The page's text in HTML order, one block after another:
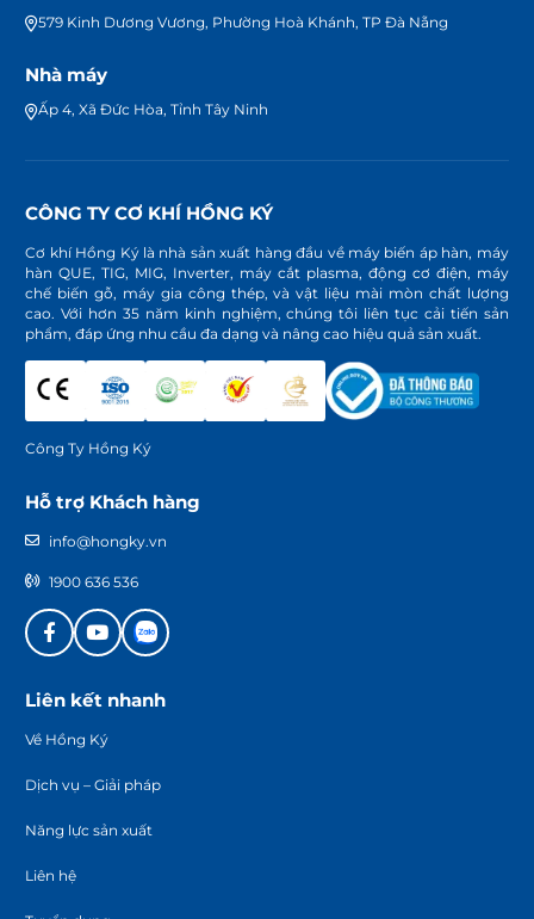
579 Kinh Dương Vương, Phường Hoà Khánh, TP Đà Nẵng
Nhà máy
Ấp 4, Xã Đức Hòa, Tỉnh Tây Ninh
CÔNG TY CƠ KHÍ HỒNG KÝ
Cơ khí Hồng Ký là nhà sản xuất hàng đầu về máy biến áp hàn, máy
hàn QUE, TIG, MIG, Inverter, máy cắt plasma, động cơ điện, máy
chế biến gỗ, máy gia công thép, và vật liệu mài mòn chất lượng
cao. Với hơn 35 năm kinh nghiệm, chúng tôi liên tục cải tiến sản
phẩm, đáp ứng nhu cầu đa dạng và nâng cao hiệu quả sản xuất.
Công Ty Hồng Ký
Hỗ trợ Khách hàng
info@hongky.vn
1900 636 536
Liên kết nhanh
Về Hồng Ký
Dịch vụ – Giải pháp
Năng lực sản xuất
Liên hệ